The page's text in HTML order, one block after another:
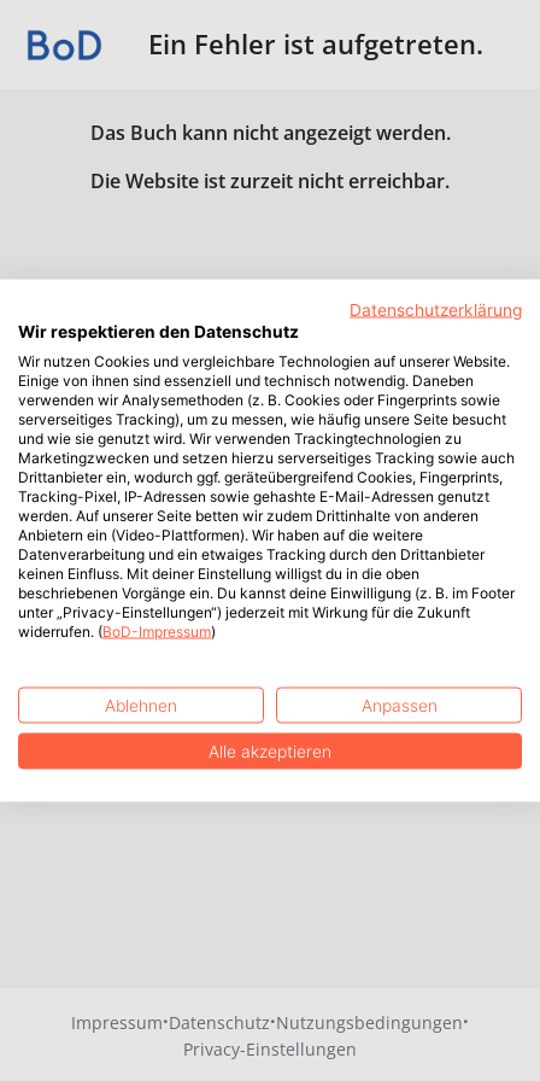
Ein Fehler ist aufgetreten.
Das Buch kann nicht angezeigt werden.
Die Website ist zurzeit nicht erreichbar.
Impressum·Datenschutz·Nutzungsbedingungen·
Privacy-Einstellungen
Datenschutzerklärung
Wir respektieren den Datenschutz
Wir nutzen Cookies und vergleichbare Technologien auf unserer Website.
Einige von ihnen sind essenziell und technisch notwendig. Daneben
verwenden wir Analysemethoden (z. B. Cookies oder Fingerprints sowie
serverseitiges Tracking), um zu messen, wie häufig unsere Seite besucht
und wie sie genutzt wird. Wir verwenden Trackingtechnologien zu
Marketingzwecken und setzen hierzu serverseitiges Tracking sowie auch
Drittanbieter ein, wodurch ggf. geräteübergreifend Cookies, Fingerprints,
Tracking-Pixel, IP-Adressen sowie gehashte E-Mail-Adressen genutzt
werden. Auf unserer Seite betten wir zudem Drittinhalte von anderen
Anbietern ein (Video-Plattformen). Wir haben auf die weitere
Datenverarbeitung und ein etwaiges Tracking durch den Drittanbieter
keinen Einfluss. Mit deiner Einstellung willigst du in die oben
beschriebenen Vorgänge ein. Du kannst deine Einwilligung (z. B. im Footer
unter „Privacy-Einstellungen“) jederzeit mit Wirkung für die Zukunft
widerrufen. (BoD-Impressum)
Ablehnen Anpassen
Alle akzeptieren